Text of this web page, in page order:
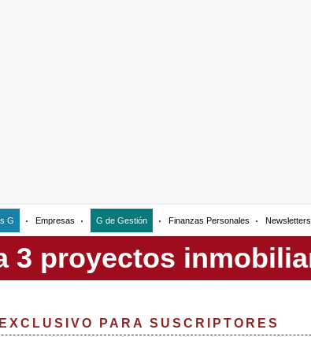
G Empresas G de Gestión Finanzas Personales Newsletters
EXCLUSIVO PARA SUSCRIPTORES